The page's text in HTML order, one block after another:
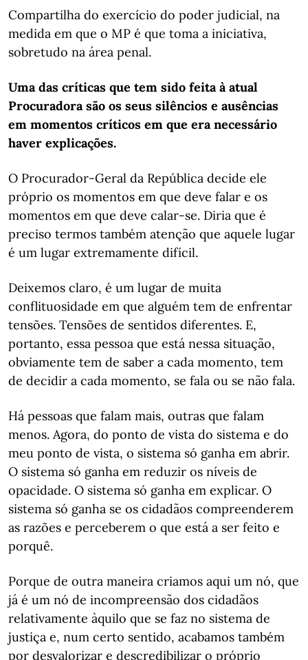
Compartilha do exercício do poder judicial, na
medida em que o MP é que toma a iniciativa,
sobretudo na área penal.
Uma das críticas que tem sido feita à atual
Procuradora são os seus silêncios e ausências
em momentos críticos em que era necessário
haver explicações.
O Procurador-Geral da República decide ele
próprio os momentos em que deve falar e os
momentos em que deve calar-se. Diria que é
preciso termos também atenção que aquele lugar
é um lugar extremamente difícil.
Deixemos claro, é um lugar de muita
conflituosidade em que alguém tem de enfrentar
tensões. Tensões de sentidos diferentes. E,
portanto, essa pessoa que está nessa situação,
obviamente tem de saber a cada momento, tem
de decidir a cada momento, se fala ou se não fala.
Há pessoas que falam mais, outras que falam
menos. Agora, do ponto de vista do sistema e do
meu ponto de vista, o sistema só ganha em abrir.
O sistema só ganha em reduzir os níveis de
opacidade. O sistema só ganha em explicar. O
sistema só ganha se os cidadãos compreenderem
as razões e perceberem o que está a ser feito e
porquê.
Porque de outra maneira criamos aqui um nó, que
já é um nó de incompreensão dos cidadãos
relativamente àquilo que se faz no sistema de
justiça e, num certo sentido, acabamos também
por desvalorizar e descredibilizar o próprio